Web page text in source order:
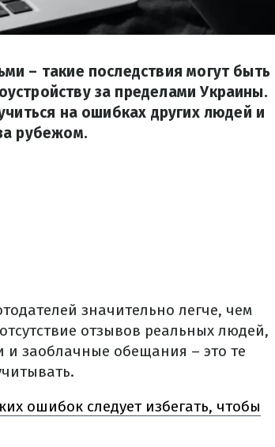
– такие последствия могут быть
за пределами Украины.
на ошибках других людей и
рубежом.
значительно легче, чем
отзывов реальных людей,
заоблачные обещания – это те
ошибок следует избегать, чтобы